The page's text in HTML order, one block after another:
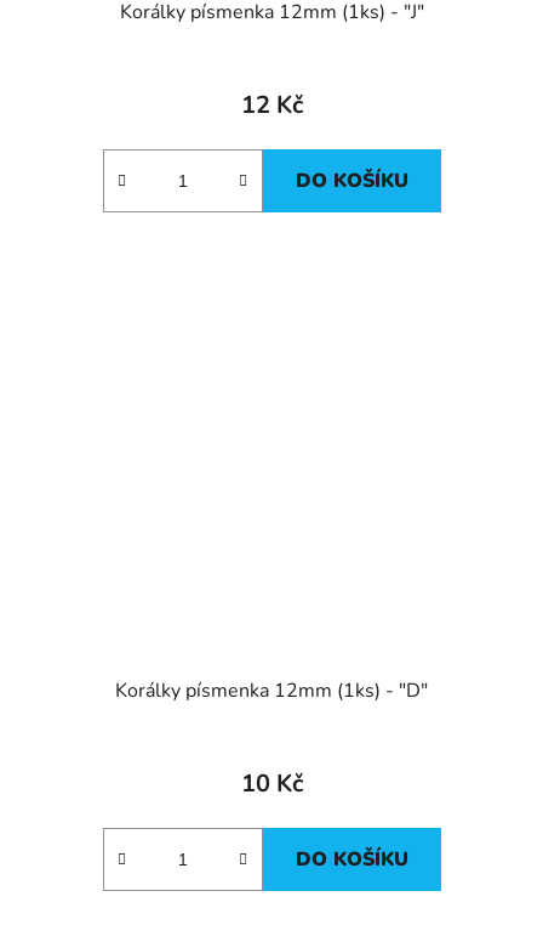
Korálky písmenka 12mm (1ks) - "J"
12 Kč
DO KOŠÍKU
Korálky písmenka 12mm (1ks) - "D"
10 Kč
DO KOŠÍKU